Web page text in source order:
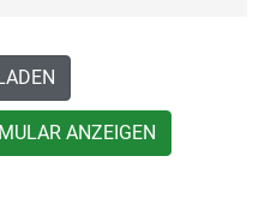
ANZEIGEN